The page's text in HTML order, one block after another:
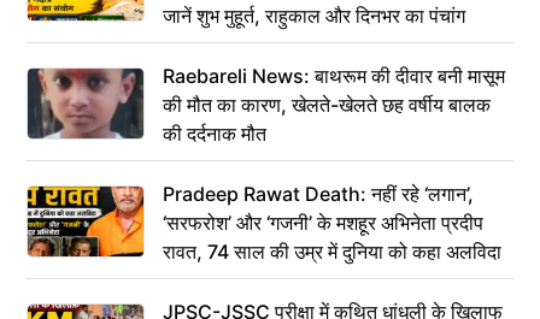
जानें शुभ मुहूर्त, राहुकाल और दिनभर का पंचांग
Raebareli News: बाथरूम की दीवार बनी मासूम
की मौत का कारण, खेलते-खेलते छह वर्षीय बालक
की दर्दनाक मौत
Pradeep Rawat Death: नहीं रहे ‘लगान’,
‘सरफरोश’ और ‘गजनी’ के मशहूर अभिनेता प्रदीप
रावत, 74 साल की उम्र में दुनिया को कहा अलविदा
JPSC-JSSC परीक्षा में कथित धांधली के खिलाफ